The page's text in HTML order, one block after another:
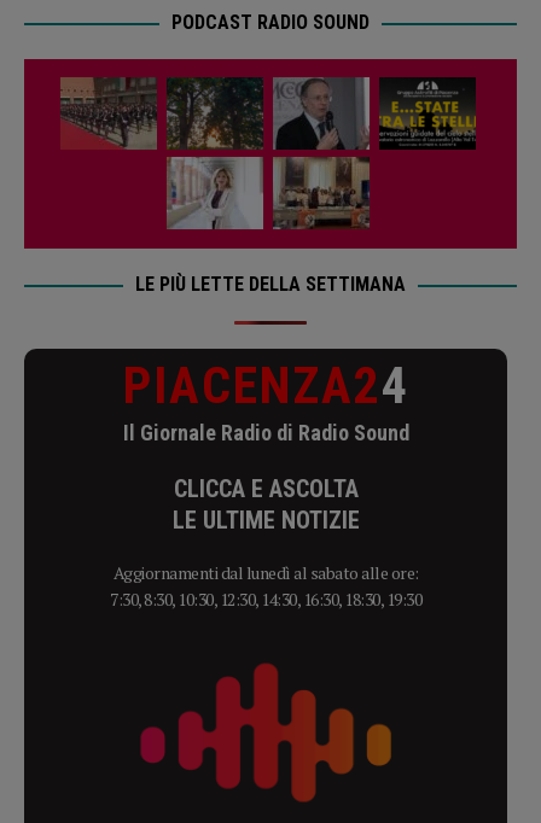
PODCAST RADIO SOUND
LE PIÙ LETTE DELLA SETTIMANA
PIACENZA24
Il Giornale Radio di Radio Sound
CLICCA E ASCOLTA
LE ULTIME NOTIZIE
Aggiornamenti dal lunedì al sabato alle ore:
7:30, 8:30, 10:30, 12:30, 14:30, 16:30, 18:30, 19:30